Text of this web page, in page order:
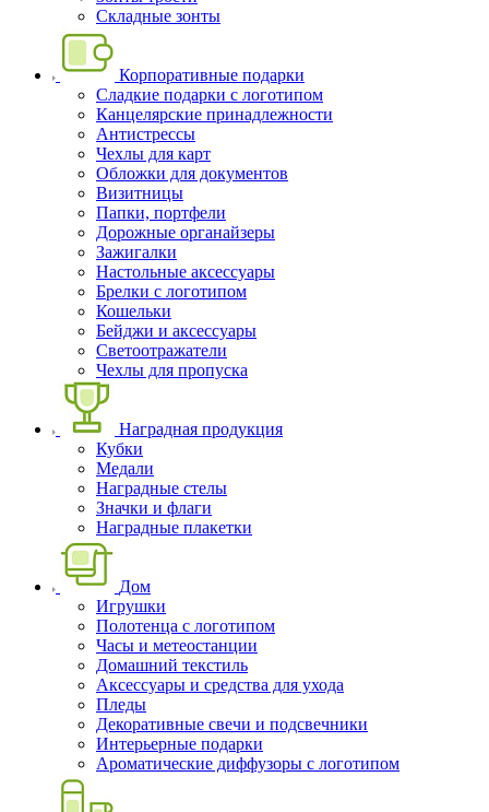
Складные зонты
Корпоративные подарки
Сладкие подарки с логотипом
Канцелярские принадлежности
Антистрессы
Чехлы для карт
Обложки для документов
Визитницы
Папки, портфели
Дорожные органайзеры
Зажигалки
Настольные аксессуары
Брелки с логотипом
Кошельки
Бейджи и аксессуары
Светоотражатели
Чехлы для пропуска
Наградная продукция
Кубки
Медали
Наградные стелы
Значки и флаги
Наградные плакетки
Дом
Игрушки
Полотенца с логотипом
Часы и метеостанции
Домашний текстиль
Аксессуары и средства для ухода
Пледы
Декоративные свечи и подсвечники
Интерьерные подарки
Ароматические диффузоры с логотипом